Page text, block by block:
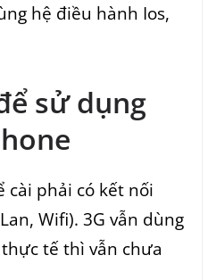
hệ điều hành Ios,
sử dụng
cài phải có kết nối
Wifi). 3G vẫn dùng
tế thì vẫn chưa